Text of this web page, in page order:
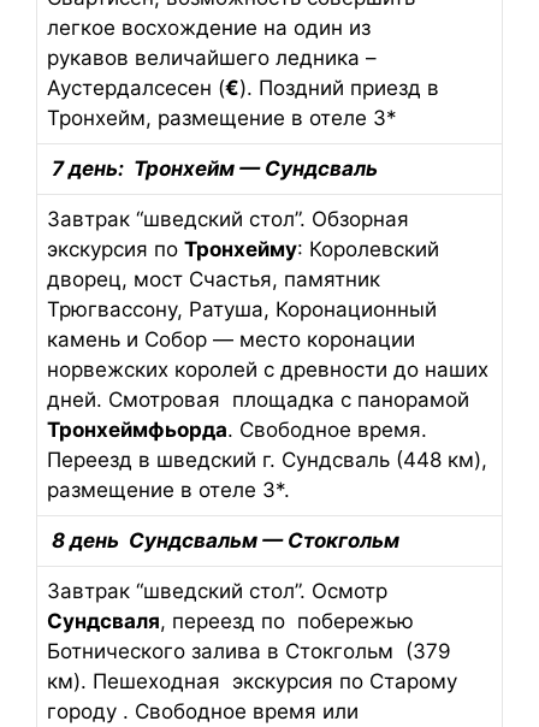
легкое восхождение на один из
рукавов величайшего ледника –
Аустердалсесен (€). Поздний приезд в
Тронхейм, размещение в отеле 3*
7 день: Тронхейм — Сундсваль
Завтрак “шведский стол”. Обзорная
экскурсия по Тронхейму: Королевский
дворец, мост Счастья, памятник
Трюгвассону, Ратуша, Коронационный
камень и Собор — место коронации
норвежских королей с древности до наших
дней. Смотровая площадка с панорамой
Тронхеймфьорда. Cвободное время.
Переезд в шведский г. Сундсваль (448 км),
размещение в отеле 3*.
8 день Сундсвальм — Стокгольм
Завтрак “шведский стол”. Осмотр
Сундсваля, переезд по побережью
Ботнического залива в Стокгольм (379
км). Пешеходная экскурсия по Старому
городу . Cвободное время или